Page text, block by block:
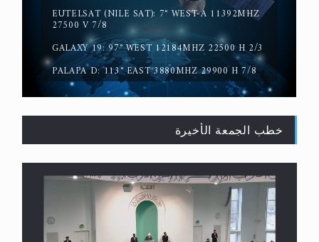
حقيقة المسيح الدجال
القرآن قاضٍ وحكمٌ على السنة ومهيمنٌ عليها.. ليس
العكس
EUTELSAT (NILE SAT): 7° WEST-A 11392MHZ
27500 V 7/8
GALAXY 19: 97° WEST 12184MHZ 22500 H 2/3
PALAPA D: 113° EAST 3880MHZ 29900 H 7/8
خطب الجمعة الأخيرة